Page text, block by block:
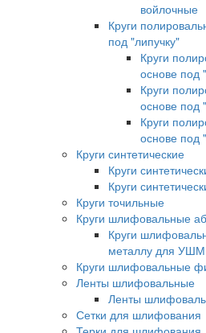
войлочные
Круги
под "липучку"
Круги
основе под
Круги
основе под
Круги
основе под
Круги синтетические
Круги
Круги
Круги точильные
Круги шлифовальные
Круги
металлу для УШМ
Круги шлифовальные
Ленты шлифовальные
Ленты
Сетки для шлифования